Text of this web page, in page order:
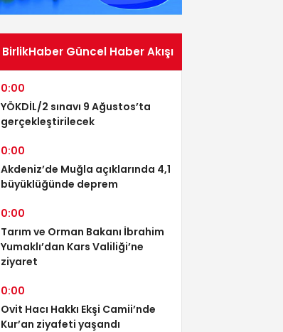
BirlikHaber Güncel Haber Akışı
0:00
YÖKDİL/2 sınavı 9 Ağustos’ta
gerçekleştirilecek
0:00
Akdeniz’de Muğla açıklarında 4,1
büyüklüğünde deprem
0:00
Tarım ve Orman Bakanı İbrahim
Yumaklı’dan Kars Valiliği’ne
ziyaret
0:00
Ovit Hacı Hakkı Ekşi Camii’nde
Kur’an ziyafeti yaşandı